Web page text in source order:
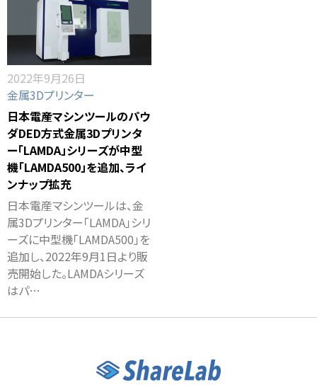
2022年9月26日
金属3Dプリンター
日本電産マシンツールのパウ
ダDED方式金属3Dプリンタ
ー「LAMDA」シリーズが中型
機「LAMDA500」を追加、ライ
ンナップ拡充
日本電産マシンツールは、金
属3Dプリンター「LAMDA」シリ
ーズに中型機「LAMDA500」を
追加し、2022年9月1日より販
売開始した。LAMDAシリーズ
はパ…